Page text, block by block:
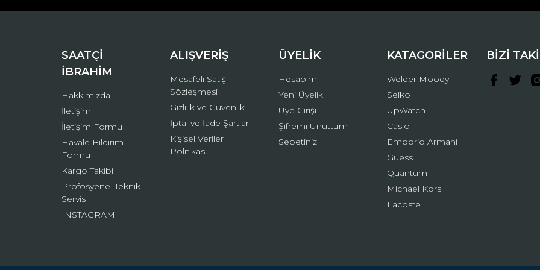
Bu ürüne benzer farklı alternatifler olmalı.
Gönder
SAATÇİ
İBRAHİM
Hakkımızda
İletişim
İletişim Formu
Havale Bildirim
Formu
Kargo Takibi
Profosyenel Teknik
Servis
INSTAGRAM
ALIŞVERİŞ
Mesafeli Satış
Sözleşmesi
Gizlilik ve Güvenlik
İptal ve İade Şartları
Kişisel Veriler
Politikası
ÜYELİK
Hesabım
Yeni Üyelik
Üye Girişi
Şifremi Unuttum
Sepetiniz
KATAGORİLER
Welder Moody
Seiko
UpWatch
Casio
Emporio Armani
Guess
Quantum
Michael Kors
Lacoste
BİZİ